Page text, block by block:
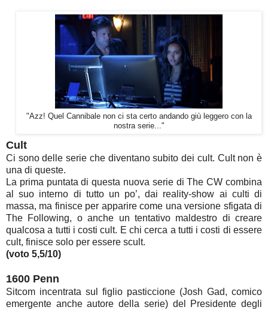
"Azz! Quel Cannibale non ci sta certo andando giù leggero con la
nostra serie..."
Cult
Ci sono delle serie che diventano subito dei cult. Cult non è
una di queste.
La prima puntata di questa nuova serie di The CW combina
al suo interno di tutto un po’, dai reality-show ai culti di
massa, ma finisce per apparire come una versione sfigata di
The Following, o anche un tentativo maldestro di creare
qualcosa a tutti i costi cult. E chi cerca a tutti i costi di essere
cult, finisce solo per essere scult.
(voto 5,5/10)
1600 Penn
Sitcom incentrata sul figlio pasticcione (Josh Gad, comico
emergente anche autore della serie) del Presidente degli